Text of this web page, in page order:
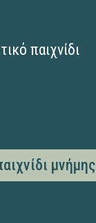
παιχνίδι
μνήμης